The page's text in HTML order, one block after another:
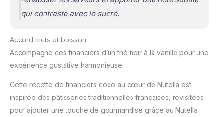
qui contraste avec le sucré.
Accord mets et boisson
Accompagne ces financiers d’un thé noir à la vanille pour une
expérience gustative harmonieuse.
Cette recette de financiers coco au cœur de Nutella est
inspirée des pâtisseries traditionnelles françaises, revisitées
pour ajouter une touche de gourmandise grâce au Nutella.